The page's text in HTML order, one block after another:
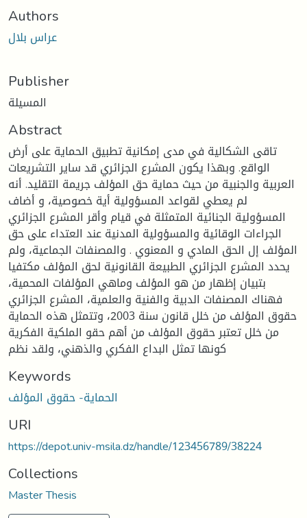
Authors
عراس بلال
Publisher
المسيلة
Abstract
تاقى الشكالية في مدى إمكانية تطبيق الحماية على أرض
الواقع. وبهذا يكون المشرع الجزائري قد ساير التشريعات
العربية والجنبية من حيث حماية حق المؤلف جريمة التقليد. أنه
لم يعطي لقواعد المسؤولية أية خصوصية، و أضاف
المسؤولية الجنائية المتمثلة في قيام وأقر المشرع الجزائري
الجراءات الوقائية والمسؤولية المدنية عند العتداء على حق
المؤلف إل الحق المادي و المعنوي . والمصنفات الجماعية، ولم
يحدد المشرع الجزائري الطبيعة القانونية لحق المؤلف مكتفيا
بتبيان إظهار من هو المؤلف وماهي المؤلفات المحمية،
فهناك المصنفات الدبية والفنية والعلمية، المشرع الجزائري
حقوق المؤلف من خلل قانون سنة 2003، وتتمثل هذه الحماية
من خلل تعتبر حقوق المؤلف من أهم حقو الملكية الفكرية
كونها تمثل البداع الفكري والذهني، ولقد نظم
Keywords
الحماية- حقوق المؤلف
URI
https://depot.univ-msila.dz/handle/123456789/38224
Collections
Master Thesis